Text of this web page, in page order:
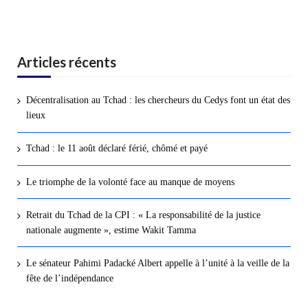
Articles récents
Décentralisation au Tchad : les chercheurs du Cedys font un état des
lieux
Tchad : le 11 août déclaré férié, chômé et payé
Le triomphe de la volonté face au manque de moyens
Retrait du Tchad de la CPI : « La responsabilité de la justice
nationale augmente », estime Wakit Tamma
Le sénateur Pahimi Padacké Albert appelle à l’unité à la veille de la
fête de l’indépendance